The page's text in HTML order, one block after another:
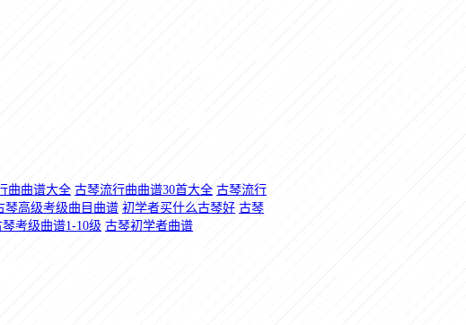
曲曲谱大全 古琴流行曲曲谱30首大全 古琴流行
琴高级考级曲目曲谱 初学者买什么古琴好 古琴
琴考级曲谱1-10级 古琴初学者曲谱